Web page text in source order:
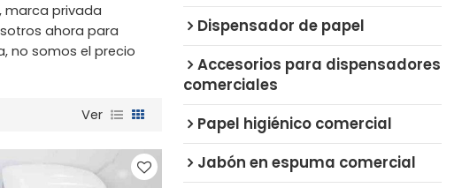
marca privada
ahora para
no somos el precio
Ver
Dispensador de papel
Accesorios para dispensadores
comerciales
Papel higiénico comercial
Jabón en espuma comercial